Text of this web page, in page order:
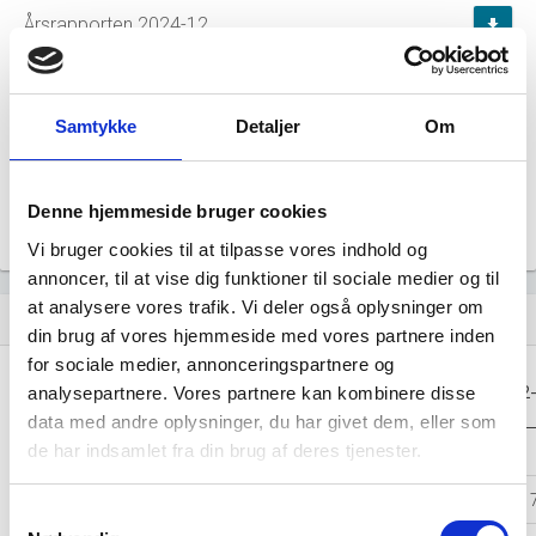
Samtykke Detaljer Om
Denne hjemmeside bruger cookies
Vi bruger cookies til at tilpasse vores indhold og
annoncer, til at vise dig funktioner til sociale medier og til
at analysere vores trafik. Vi deler også oplysninger om
din brug af vores hjemmeside med vores partnere inden
for sociale medier, annonceringspartnere og
analysepartnere. Vores partnere kan kombinere disse
data med andre oplysninger, du har givet dem, eller som
de har indsamlet fra din brug af deres tjenester.
Årsrapporten 2024-12 file_download
Årsrapporten 2023-12
Årsrapporten 2021-12
assignment Regnskaber
Resultat i 1000
DKK
2025-12 2024-12 2023-12
Nettoomsætning - -